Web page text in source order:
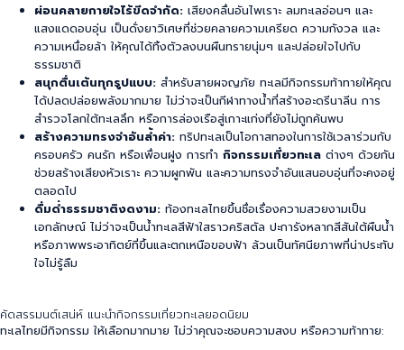
ผ่อนคลายกายใจไร้ขีดจำกัด: เสียงคลื่นอันไพเราะ ลมทะเลอ่อนๆ และ
แสงแดดอบอุ่น เป็นดั่งยาวิเศษที่ช่วยคลายความเครียด ความกังวล และ
ความเหนื่อยล้า ให้คุณได้ทิ้งตัวลงบนผืนทรายนุ่มๆ และปล่อยใจไปกับ
ธรรมชาติ
สนุกตื่นเต้นทุกรูปแบบ: สำหรับสายผจญภัย ทะเลมีกิจกรรมท้าทายให้คุณ
ได้ปลดปล่อยพลังมากมาย ไม่ว่าจะเป็นกีฬาทางน้ำที่สร้างอะดรีนาลีน การ
สำรวจโลกใต้ทะเลลึก หรือการล่องเรือสู่เกาะแก่งที่ยังไม่ถูกค้นพบ
สร้างความทรงจำอันล้ำค่า: ทริปทะเลเป็นโอกาสทองในการใช้เวลาร่วมกับ
ครอบครัว คนรัก หรือเพื่อนฝูง การทำกิจกรรมเที่ยวทะเล ต่างๆ ด้วยกัน
ช่วยสร้างเสียงหัวเราะ ความผูกพัน และความทรงจำอันแสนอบอุ่นที่จะคงอยู่
ตลอดไป
ดื่มด่ำธรรมชาติงดงาม: ท้องทะเลไทยขึ้นชื่อเรื่องความสวยงามเป็น
เอกลักษณ์ ไม่ว่าจะเป็นน้ำทะเลสีฟ้าใสราวคริสตัล ปะการังหลากสีสันใต้ผืนน้ำ
หรือภาพพระอาทิตย์ที่ขึ้นและตกเหนือขอบฟ้า ล้วนเป็นทัศนียภาพที่น่าประทับ
ใจไม่รู้ลืม
คัดสรรมนต์เสน่ห์ แนะนำกิจกรรมเที่ยวทะเลยอดนิยม
ทะเลไทยมีกิจกรรม ให้เลือกมากมาย ไม่ว่าคุณจะชอบความสงบ หรือความท้าทาย: